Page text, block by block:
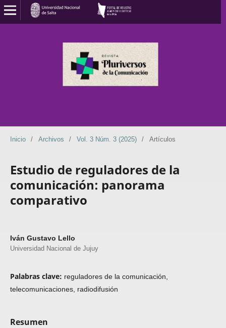
Inicio / Archivos / Vol. 3 Núm. 3 (2025) / Artículos
Estudio de reguladores de la
comunicación: panorama
comparativo
Iván Gustavo Lello
Universidad Nacional de Jujuy
Palabras clave: reguladores de la comunicación,
telecomunicaciones, radiodifusión
Resumen